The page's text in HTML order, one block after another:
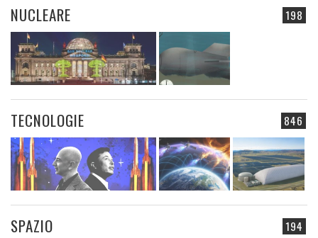
198
NUCLEARE
846
TECNOLOGIE
194
SPAZIO